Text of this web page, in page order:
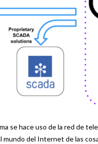
se hace uso de la red de
mundo del Internet de las